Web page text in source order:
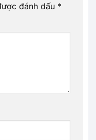
đánh dấu *